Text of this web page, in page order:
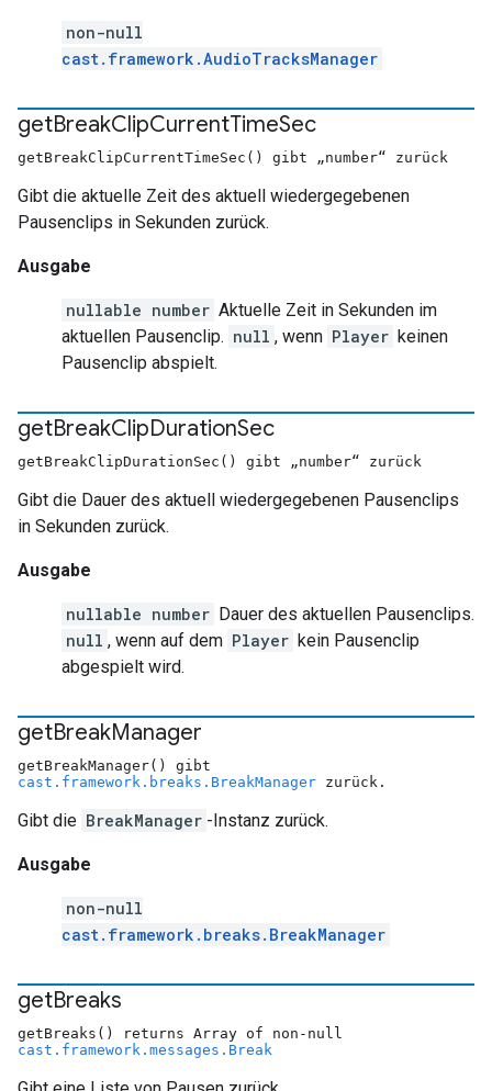
non-null
cast.framework.AudioTracksManager
getBreakClipCurrentTimeSec
getBreakClipCurrentTimeSec() gibt „number“ zurück
Gibt die aktuelle Zeit des aktuell wiedergegebenen
Pausenclips in Sekunden zurück.
Ausgabe
nullable number Aktuelle Zeit in Sekunden im
aktuellen Pausenclip. null , wenn Player keinen
Pausenclip abspielt.
getBreakClipDurationSec
getBreakClipDurationSec() gibt „number“ zurück
Gibt die Dauer des aktuell wiedergegebenen Pausenclips
in Sekunden zurück.
Ausgabe
nullable number Dauer des aktuellen Pausenclips.
null , wenn auf dem Player kein Pausenclip
abgespielt wird.
getBreakManager
getBreakManager() gibt
cast.framework.breaks.BreakManager zurück.
Gibt die BreakManager -Instanz zurück.
Ausgabe
non-null
cast.framework.breaks.BreakManager
getBreaks
getBreaks() returns Array of non-null
cast.framework.messages.Break